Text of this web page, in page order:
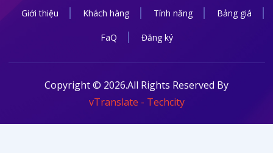
Giới thiệu Khách hàng Tính năng Bảng giá
FaQ Đăng ký
Copyright © 2026.All Rights Reserved By
vTranslate - Techcity